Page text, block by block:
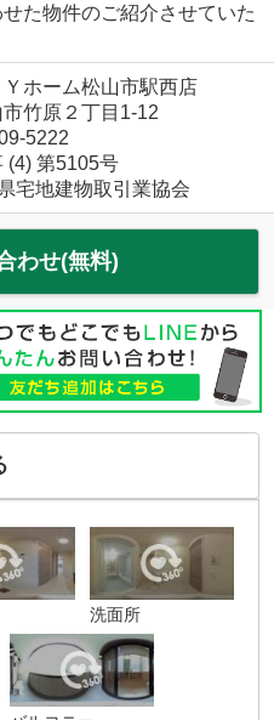
た物件のご紹介させていた
ホーム松山市駅西店
竹原２丁目1-12
5222
(4) 第5105号
宅地建物取引業協会
わせ(無料)
洗面所